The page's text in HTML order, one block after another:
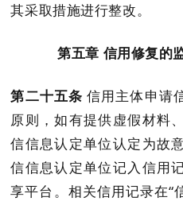
其采取措施进行整改。
第五章 信用修复的
第二十五条 信用主体申请
原则，如有提供虚假材料
信信息认定单位认定为故
信信息认定单位记入信用
享平台 。相关信用记录在“